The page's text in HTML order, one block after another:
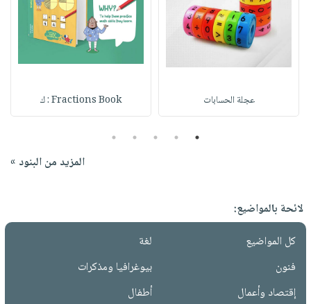
عجلة الحسابات Fractions Book : ك
1
2
3
4
5
المزيد من البنود »
لائحة بالمواضيع:
كل المواضيع
لغة
فنون
بيوغرافيا ومذكرات
إقتصاد وأعمال
أطفال